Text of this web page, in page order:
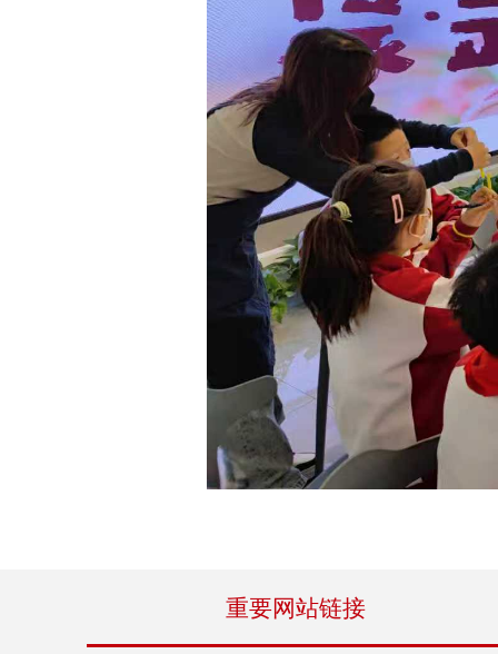
重要网站链接